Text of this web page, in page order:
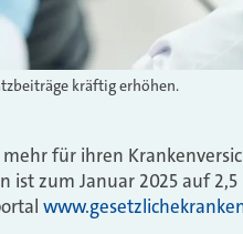
kräftig erhöhen.
für ihren
zum Januar 2025 auf